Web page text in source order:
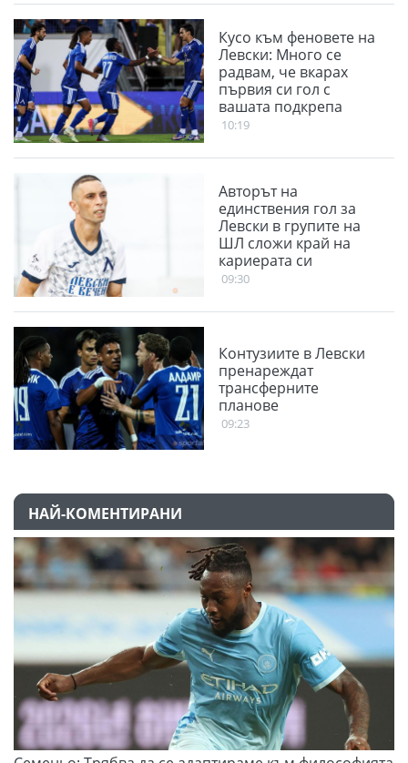
Кусо към феновете на
Левски: Много се
радвам, че вкарах
първия си гол с
вашата подкрепа
10:19
Авторът на
единствения гол за
Левски в групите на
ШЛ сложи край на
кариерата си
09:30
Контузиите в Левски
пренареждат
трансферните
планове
09:23
НАЙ-КОМЕНТИРАНИ